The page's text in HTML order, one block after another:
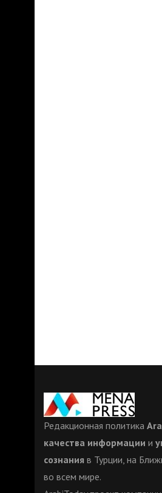
Редакционная политика
качества информации и
сознания в Турции, на
во всем мире.